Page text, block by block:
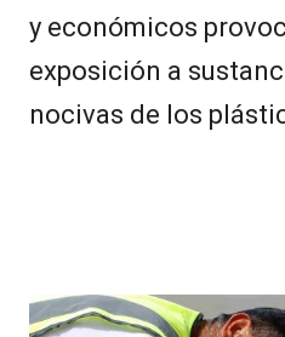
y económicos
exposición a
nocivas de los